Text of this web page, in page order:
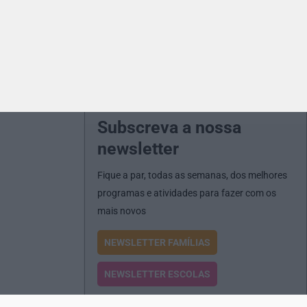
Subscreva a nossa
newsletter
Fique a par, todas as semanas, dos melhores
programas e atividades para fazer com os
mais novos
NEWSLETTER FAMÍLIAS
NEWSLETTER ESCOLAS